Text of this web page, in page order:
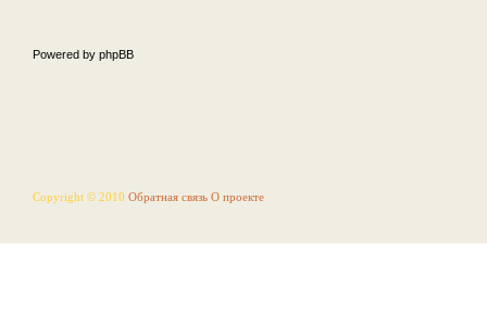
Powered by phpBB
Copyright © 2010 Обратная связь О проекте